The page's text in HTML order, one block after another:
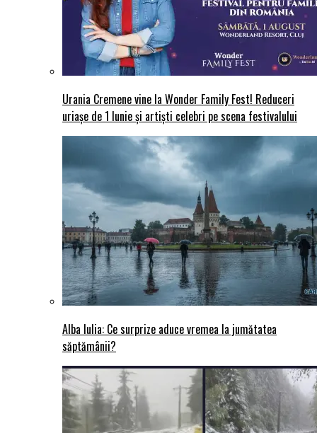
Urania Cremene vine la Wonder Family Fest! Reduceri
uriașe de 1 Iunie și artiști celebri pe scena festivalului
Alba Iulia: Ce surprize aduce vremea la jumătatea
săptămânii?